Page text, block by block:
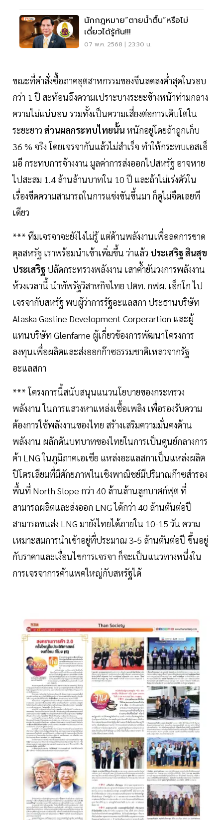
นักกฎหมาย“ตายน้ำตื้น”หรือไม่
เดี๋ยวได้รู้กัน!!!
07 พ.ค. 2568 | 23:30 น.
ขณะที่คำสั่งซื้อภาคอุตสาหกรรมของจีนลดลงตํ่าสุดในรอบ
กว่า 1 ปี สะท้อนถึงความเปราะบางระยะข้างหน้าท่ามกลาง
ความไม่แน่นอน รวมทั้งเป็นความเสี่ยงต่อการเติบโตใน
ระยะยาว ส่วนผลกระทบไทยนั้น หนักอยู่โดยถ้าถูกเก็บ
36 % จริง โดยเจรจากันแล้วไม่สำเร็จ ทำให้กระทบเอสเอ็
มอี กระทบการจ้างงาน มูลค่าการส่งออกไปสหรัฐ อาจหาย
ไปสะสม 1.4 ล้านล้านบาทใน 10 ปี และถ้าไม่เร่งตัวใน
เรื่องขีดความสามารถในการแข่งขันขึ้นมา ก็ดูไม่จืดเลยที
เดียว
*** ทีมเจรจาจะยังไงไม่รู้ แต่ด้านพลังงานเพื่อลดการขาด
ดุลสหรัฐ เราพร้อมนำเข้าเพิ่มขึ้น ว่าแล้ว ประเสริฐ สินสุข
ประเสริฐปลัดกระทรวงพลังงาน เสาคํ้ายันวงการพลังงาน
ห้วงเวลานี้ นำทัพรัฐวิสาหกิจไทย ปตท. กฟผ. เอ็กโก ไป
เจรจากับสหรัฐ พบผู้ว่าการรัฐอะแลสกา ประธานบริษัท
Alaska Gasline Development Corperartion และผู้
แทนบริษัท Glenfarne ผู้เกี่ยวข้องการพัฒนาโครงการ
ลงทุนเพื่อผลิตและส่งออกก๊าซธรรมชาติเหลวจากรัฐ
อะแลสกา
*** โครงการนี้สนับสนุนแนวนโยบายของกระทรวง
พลังงาน ในการแสวงหาแหล่งเชื้อเพลิง เพื่อรองรับความ
ต้องการใช้พลังงานของไทย สร้างเสริมความมั่นคงด้าน
พลังงาน ผลักดันบทบาทของไทยในการเป็นศูนย์กลางการ
ค้า LNG ในภูมิภาคเอเชีย แหล่งอะแลสกาเป็นแหล่งผลิต
ปิโตรเลียมที่มีศักยภาพในเชิงพาณิชย์มีปริมาณก๊าซสำรอง
พื้นที่ North Slope กว่า 40 ล้านล้านลูกบาศก์ฟุต ที่
สามารถผลิตและส่งออก LNG ได้กว่า 40 ล้านตันต่อปี
สามารถขนส่ง LNG มายังไทยได้ภายใน 10-15 วัน ความ
เหมาะสมการนำเข้าอยู่ที่ประมาณ 3-5 ล้านตันต่อปี ขึ้นอยู่
กับราคาและเงื่อนไขการเจรจา ก็จะเป็นแนวทางหนึ่งใน
การเจรจาการค้าแพคใหญ่กับสหรัฐได้